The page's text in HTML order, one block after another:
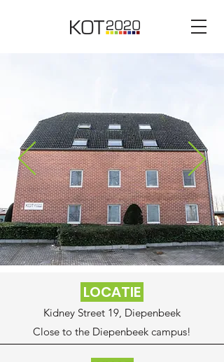
LOCATIE
Kidney Street 19, Diepenbeek
Close to the Diepenbeek campus!